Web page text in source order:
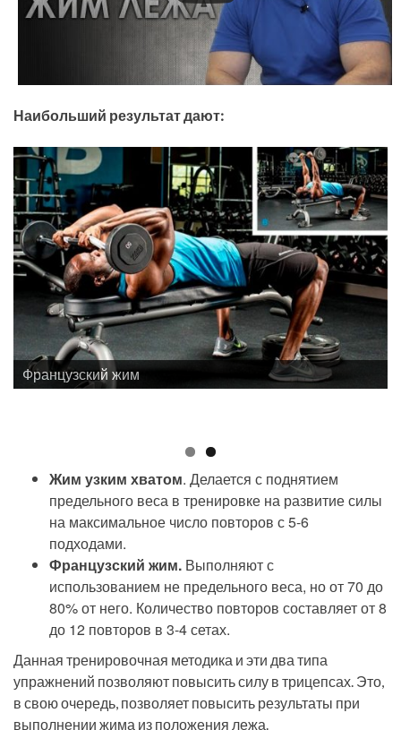
Наибольший результат дают:
Французский жим
Жим узким хватом. Делается с поднятием
предельного веса в тренировке на развитие силы
на максимальное число повторов с 5-6
подходами.
Французский жим. Выполняют с
использованием не предельного веса, но от 70 до
80% от него. Количество повторов составляет от 8
до 12 повторов в 3-4 сетах.
Данная тренировочная методика и эти два типа
упражнений позволяют повысить силу в трицепсах. Это,
в свою очередь, позволяет повысить результаты при
выполнении жима из положения лежа.